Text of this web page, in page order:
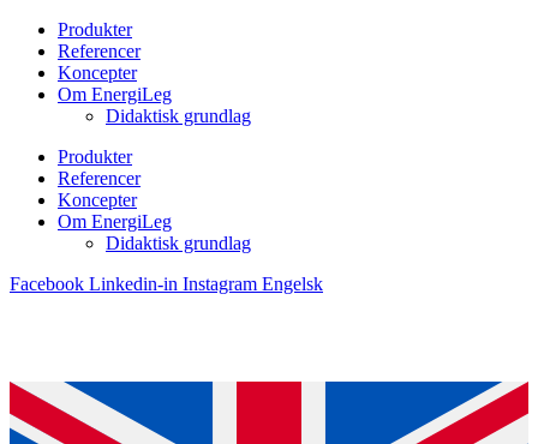
Produkter
Referencer
Koncepter
Om EnergiLeg
Didaktisk grundlag
Produkter
Referencer
Koncepter
Om EnergiLeg
Didaktisk grundlag
Facebook Linkedin-in Instagram Engelsk